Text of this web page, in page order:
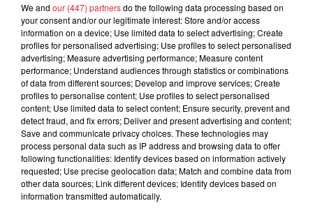
0:00 1 min 38 sec
18 avril 2025 - 1 min 38 sec
MORNING SHOW 07H04 du 18.04.2025
We and our (447) partnersdo the following data processing based on
your consent and/or our legitimate interest: Store and/or access
information on a device; Use limited data to select advertising; Create
profiles for personalised advertising; Use profiles to select personalised
advertising; Measure advertising performance; Measure content
performance; Understand audiences through statistics or combinations
of data from different sources; Develop and improve services; Create
profiles to personalise content; Use profiles to select personalised
content; Use limited data to select content; Ensure security, prevent and
detect fraud, and fix errors; Deliver and present advertising and content;
Save and communicate privacy choices. These technologies may
process personal data such as IP address and browsing data to offer
following functionalities: Identify devices based on information actively
requested; Use precise geolocation data; Match and combine data from
other data sources; Link different devices; Identify devices based on
information transmitted automatically.